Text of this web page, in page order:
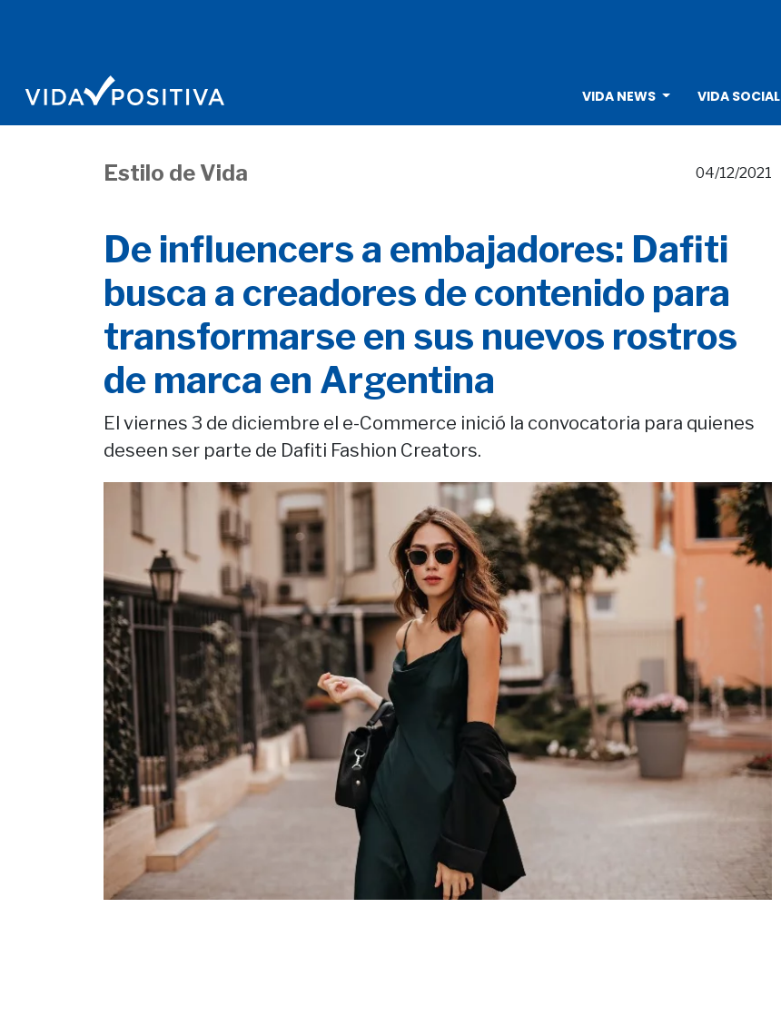
VIDA NEWS VIDA SOCIAL
Estilo de Vida 04/12/2021
De influencers a embajadores: Dafiti
busca a creadores de contenido para
transformarse en sus nuevos rostros
de marca en Argentina
El viernes 3 de diciembre el e-Commerce inició la convocatoria para quienes
deseen ser parte de Dafiti Fashion Creators.